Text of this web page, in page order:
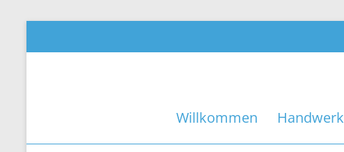
Ruhrpotthandwerker
Willkommen Handwerk